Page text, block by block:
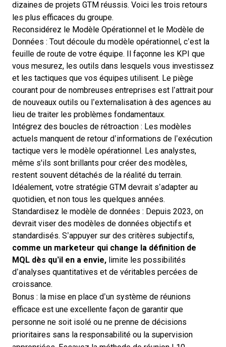
dizaines de projets GTM réussis. Voici les trois retours
les plus efficaces du groupe.
Reconsidérez le Modèle Opérationnel et le Modèle de
Données : Tout découle du modèle opérationnel, c’est la
feuille de route de votre équipe. Il façonne les KPI que
vous mesurez, les outils dans lesquels vous investissez
et les tactiques que vos équipes utilisent. Le piège
courant pour de nombreuses entreprises est l’attrait pour
de nouveaux outils ou l’externalisation à des agences au
lieu de traiter les problèmes fondamentaux.
Intégrez des boucles de rétroaction : Les modèles
actuels manquent de retour d’informations de l’exécution
tactique vers le modèle opérationnel. Les analystes,
même s'ils sont brillants pour créer des modèles,
restent souvent détachés de la réalité du terrain.
Idéalement, votre stratégie GTM devrait s’adapter au
quotidien, et non tous les quelques années.
Standardisez le modèle de données : Depuis 2023, on
devrait viser des modèles de données objectifs et
standardisés. S’appuyer sur des critères subjectifs,
comme un marketeur qui change la définition de
MQL dès qu’il en a envie, limite les possibilités
d’analyses quantitatives et de véritables percées de
croissance.
Bonus : la mise en place d’un système de réunions
efficace est une excellente façon de garantir que
personne ne soit isolé ou ne prenne de décisions
prioritaires sans la responsabilité ou la supervision